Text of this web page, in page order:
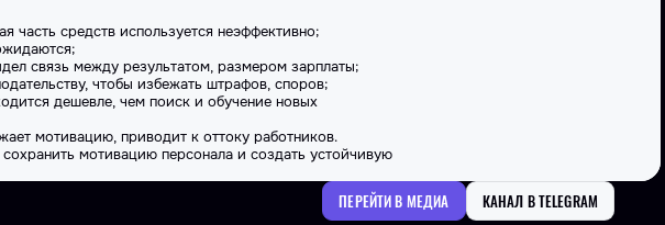
часть средств используется неэффективно;
связь между результатом, размером зарплаты;
чтобы избежать штрафов, споров;
дешевле, чем поиск и обучение новых
мотивацию, приводит к оттоку работников.
мотивацию персонала и создать устойчивую
ПЕРЕЙТИ В МЕДИА КАНАЛ В TELEGRAM